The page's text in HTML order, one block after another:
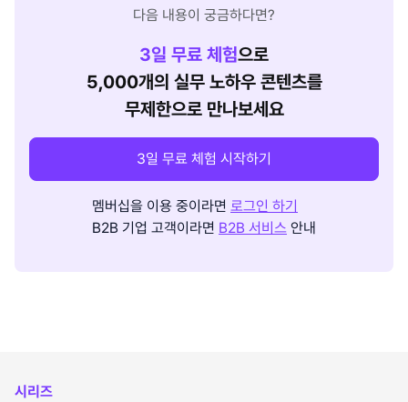
다음 내용이 궁금하다면?
3일 무료 체험으로
5,000개의 실무 노하우 콘텐츠를
무제한으로 만나보세요
3일 무료 체험 시작하기
멤버십을 이용 중이라면 로그인 하기
B2B 기업 고객이라면 B2B 서비스 안내
시리즈